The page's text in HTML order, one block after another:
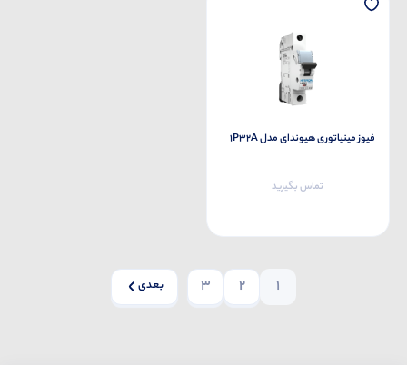
فیوز مینیاتوری هیوندای مدل 1P32A
تماس بگیرید
1
2
3 بعدی